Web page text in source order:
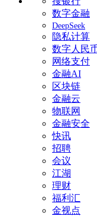
数字金融
DeepSeek
隐私计算
数字人民
网络支付
金融AI
区块链
金融云
物联网
金融安全
快讯
招聘
会议
江湖
理财
福利汇
金视点